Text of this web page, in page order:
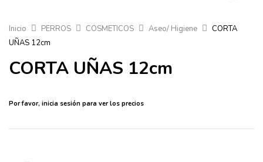
Inicio PERROS COSMETICOS Aseo/ Higiene
CORTA
UÑAS 12cm
CORTA UÑAS 12cm
Por favor, inicia sesión para ver los precios